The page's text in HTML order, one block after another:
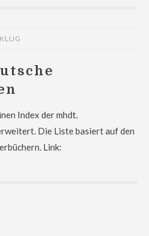
Index der mhdt.
Die Liste basiert auf den
Link: